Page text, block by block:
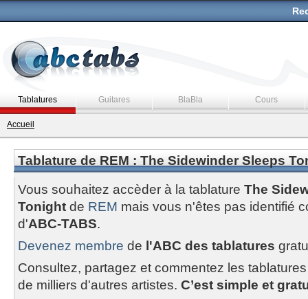
Tablatures Guitares BlaBla Cours
Accueil
Tablature de REM : The Sidewinder Sleeps
Vous souhaitez accèder à la tablature The
Tonightde REM mais vous n'êtes pas identifié
d'ABC-TABS.
Devenez membre de l'ABC des tablatures
Consultez, partagez et commentez les
de milliers d'autres artistes. C’est simple et